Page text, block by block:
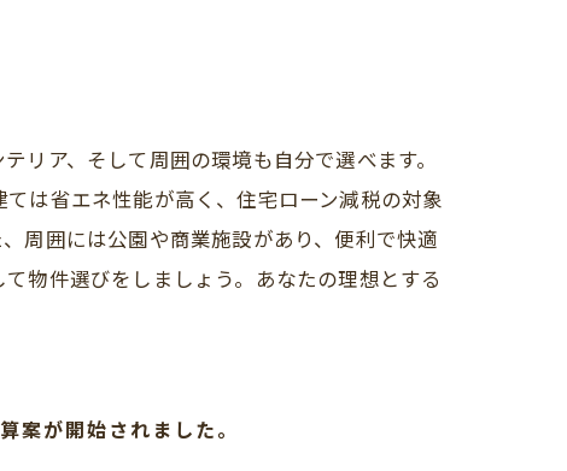
リア、そして周囲の環境も自分で選べます。
は省エネ性能が高く、住宅ローン減税の対象
周囲には公園や商業施設があり、便利で快適
物件選びをしましょう。あなたの理想とする
が開始されました。